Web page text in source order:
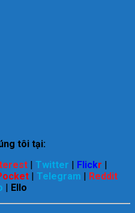
tôi tại:
Twitter Flickr
Telegram
Reddit
Ello